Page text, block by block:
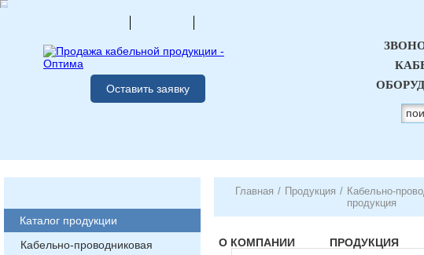
Оставить заявку
О КОМПАНИИ ПРОДУКЦИЯ
Каталог продукции
Кабельно-проводниковая
Главная / Продукция / Кабельно-
продукция